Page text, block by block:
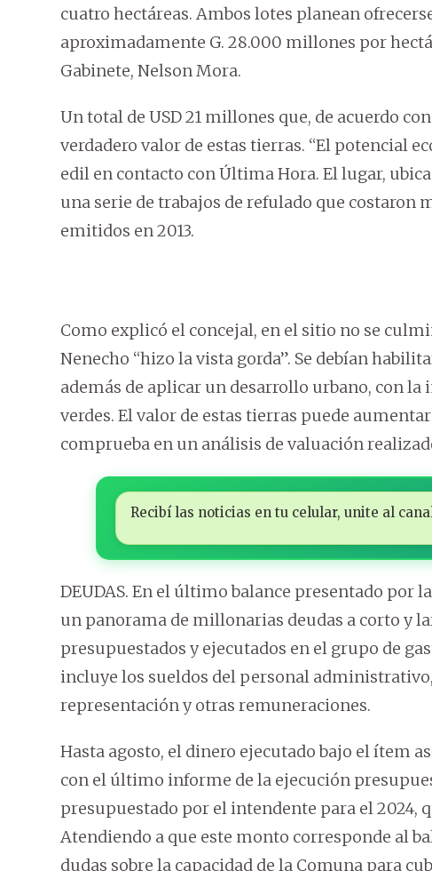
cuatro hectáreas. Ambos lotes planean ofrecerse
aproximadamente G. 28.000 millones por
Gabinete, Nelson Mora.
Un total de USD 21 millones que, de acuerdo
verdadero valor de estas tierras. “El potencial
edil en contacto con Última Hora. El lugar,
una serie de trabajos de refulado que costaron
emitidos en 2013.
Como explicó el concejal, en el sitio no se
Nenecho “hizo la vista gorda”. Se debían
además de aplicar un desarrollo urbano, con
verdes. El valor de estas tierras puede
comprueba en un análisis de valuación
Recibí las noticias en tu celular, unite al
DEUDAS. En el último balance presentado por
un panorama de millonarias deudas a corto y
presupuestados y ejecutados en el grupo de
incluye los sueldos del personal
representación y otras remuneraciones.
Hasta agosto, el dinero ejecutado bajo el ítem
con el último informe de la ejecución
presupuestado por el intendente para el 2024,
Atendiendo a que este monto corresponde al
dudas sobre la capacidad de la Comuna para